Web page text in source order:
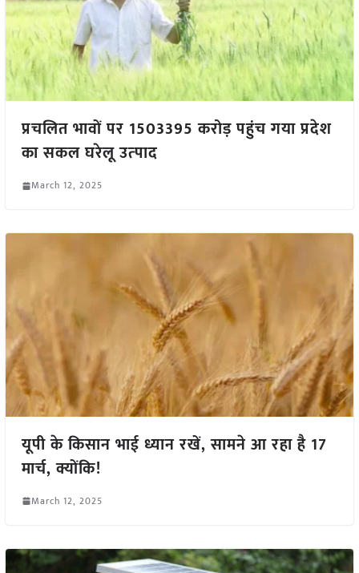
प्रचलित भावों पर 1503395 करोड़ पहुंच गया प्रदेश
का सकल घरेलू उत्‍पाद
March 12, 2025
यूपी के किसान भाई ध्यान रखें, सामने आ रहा है 17
मार्च, क्योंकि!
March 12, 2025